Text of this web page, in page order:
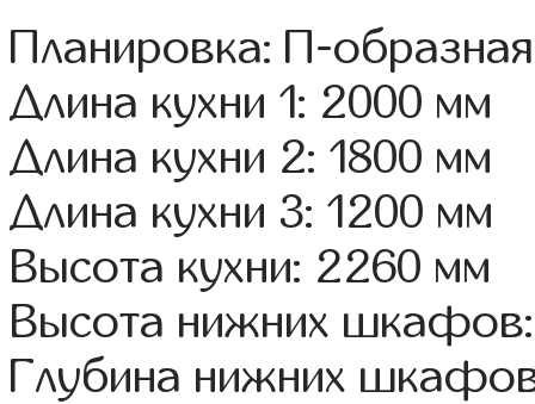
Планировка: П-образная
Длина кухни 1: 2000 мм
Длина кухни 2: 1800 мм
Длина кухни 3: 1200 мм
Высота кухни: 2260 мм
Высота нижних
Глубина нижних